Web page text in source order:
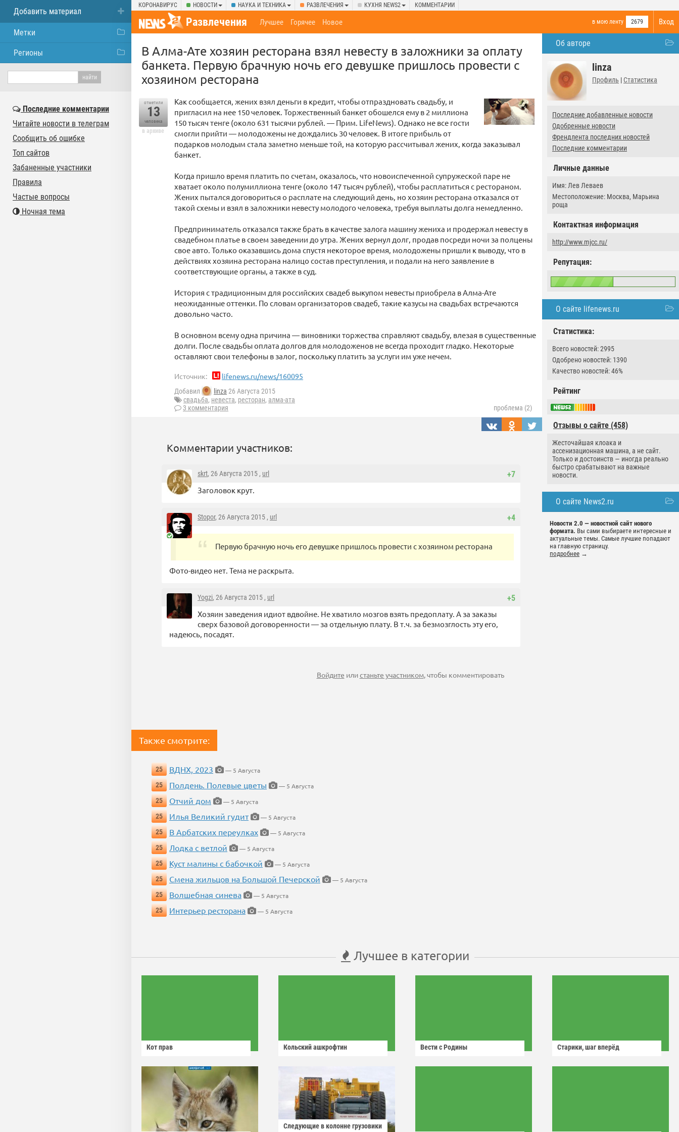
КОРОНАВИРУС НОВОСТИ НАУКА И ТЕХНИКА РАЗВЛЕЧЕНИЯ КУХНЯ NEWS2 КОММЕНТАРИИ
Вход
Развлечения в мою ленту 2679
Лучшее Горячее Новое
Об авторе
linza
Профиль | Статистика
Последние добавленные новости
Одобренные новости
Френдлента последних новостей
Последние комментарии
Личные данные
Имя: Лев Леваев
Местоположение: Москва, Марьина
роща
Контактная информация
http://www.mjcc.ru/
Репутация:
О сайте lifenews.ru
Статистика:
Всего новостей: 2995
Одобрено новостей: 1390
Качество новостей: 46%
Рейтинг
Отзывы о сайте (458)
Жесточайшая клоака и
ассенизационная машина, а не сайт.
Только и достоинств — иногда реально
быстро срабатывают на важные
новости.
О сайте News2.ru
Новости 2.0 — новостной сайт нового
формата. Вы сами выбираете интересные и
актуальные темы. Самые лучшие попадают
на главную страницу.
подробнее →
В Алма-Ате хозяин ресторана взял невесту в заложники за оплату
банкета. Первую брачную ночь его девушке пришлось провести с
хозяином ресторана
отметили
13
человека
в архиве
Как сообщается, жених взял деньги в кредит, чтобы отпраздновать свадьбу, и
пригласил на нее 150 человек. Торжественный банкет обошелся ему в 2 миллиона
150 тысяч тенге (около 631 тысячи рублей. — Прим. LifeNews). Однако не все гости
смогли прийти — молодожены не дождались 30 человек. В итоге прибыль от
подарков молодым стала заметно меньше той, на которую рассчитывал жених, когда заказывал
банкет.
Когда пришло время платить по счетам, оказалось, что новоиспеченной супружеской паре не
хватает около полумиллиона тенге (около 147 тысяч рублей), чтобы расплатиться с рестораном.
Жених пытался договориться о расплате на следующий день, но хозяин ресторана отказался от
такой схемы и взял в заложники невесту молодого человека, требуя выплаты долга немедленно.
Предприниматель отказался также брать в качестве залога машину жениха и продержал невесту в
свадебном платье в своем заведении до утра. Жених вернул долг, продав посреди ночи за полцены
свое авто. Только оказавшись дома спустя некоторое время, молодожены пришли к выводу, что в
действиях хозяина ресторана налицо состав преступления, и подали на него заявление в
соответствующие органы, а также в суд.
История с традиционным для российских свадеб выкупом невесты приобрела в Алма-Ате
неожиданные оттенки. По словам организаторов свадеб, такие казусы на свадьбах встречаются
довольно часто.
В основном всему одна причина — виновники торжества справляют свадьбу, влезая в существенные
долги. После свадьбы оплата долгов для молодоженов не всегда проходит гладко. Некоторые
оставляют свои телефоны в залог, поскольку платить за услуги им уже нечем.
Источник: lifenews.ru/news/160095
Добавил linza 26 Августа 2015
свадьба, невеста, ресторан, алма-ата
3 комментария
проблема (2)
Комментарии участников:
+7
skrt, 26 Августа 2015 , url
Заголовок крут.
+4
Stopor, 26 Августа 2015 , url
Первую брачную ночь его девушке пришлось провести с хозяином ресторана
Фото-видео нет. Тема не раскрыта.
+5
Yogzi, 26 Августа 2015 , url
Хозяин заведения идиот вдвойне. Не хватило мозгов взять предоплату. А за заказы
сверх базовой договоренности — за отдельную плату. В т.ч. за безмозглость эту его,
надеюсь, посадят.
Войдите илистаньте участником, чтобы комментировать
Также смотрите:
25 ВДНХ, 2023
— 5 Августа
25
Полдень. Полевые цветы
— 5 Августа
25
Отчий дом
— 5 Августа
25
Илья Великий гудит
— 5 Августа
25
В Арбатских переулках
— 5 Августа
25
Лодка с ветлой
— 5 Августа
25
Куст малины с бабочкой
— 5 Августа
25
Смена жильцов на Большой Печерской
— 5 Августа
25
Волшебная синева
— 5 Августа
25
Интерьер ресторана — 5 Августа
Лучшее в категории
Кот прав Кольский ашкрофтин Вести с Родины Старики, шаг вперёд
Следующие в колонне грузовики
Добавить материал
Метки
Регионы
Последние комментарии
Читайте новости в телеграм
Сообщить об ошибке
Топ сайтов
Забаненные участники
Правила
Частые вопросы
Ночная тема